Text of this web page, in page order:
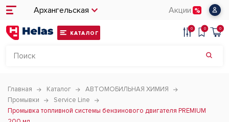
Архангельская Акции
КАТАЛОГ
0 0 0
Главная Каталог
АВТОМОБИЛЬНАЯ ХИМИЯ
Промывки
Service Line
Промывка топливной системы бензинового двигателя PREMIUM